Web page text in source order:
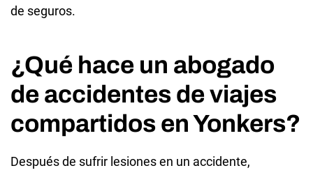
de seguros.
¿Qué hace un abogado
de accidentes de viajes
compartidos en Yonkers?
Después de sufrir lesiones en un accidente,